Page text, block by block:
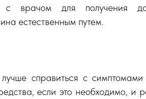
с врачом для получения
естественным путем.
справиться с
если это необходимо, и